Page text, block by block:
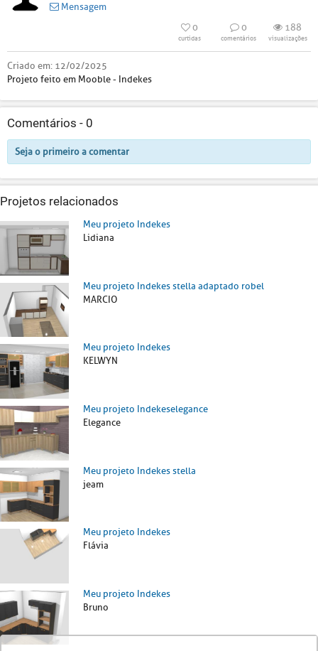
Mensagem
0
curtidas
0
comentários
188
visualizações
Criado em: 12/02/2025
Projeto feito em Mooble - Indekes
Comentários - 0
Seja o primeiro a comentar
Projetos relacionados
Meu projeto Indekes
Lidiana
Meu projeto Indekes stella adaptado robel
MARCIO
Meu projeto Indekes
KELWYN
Meu projeto Indekeselegance
Elegance
Meu projeto Indekes stella
jeam
Meu projeto Indekes
Flávia
Meu projeto Indekes
Bruno